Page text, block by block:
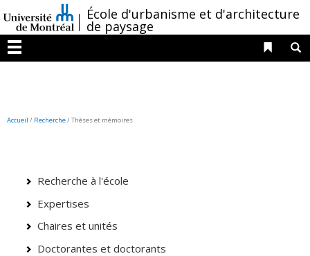
au
contenu
/École d'urbanisme et d'architecture
de paysage
Menu
Liens
Accueil / Recherche/Thèses et mémoires
Recherche à l'école
Expertises
Chaires et unités
Doctorantes et doctorants